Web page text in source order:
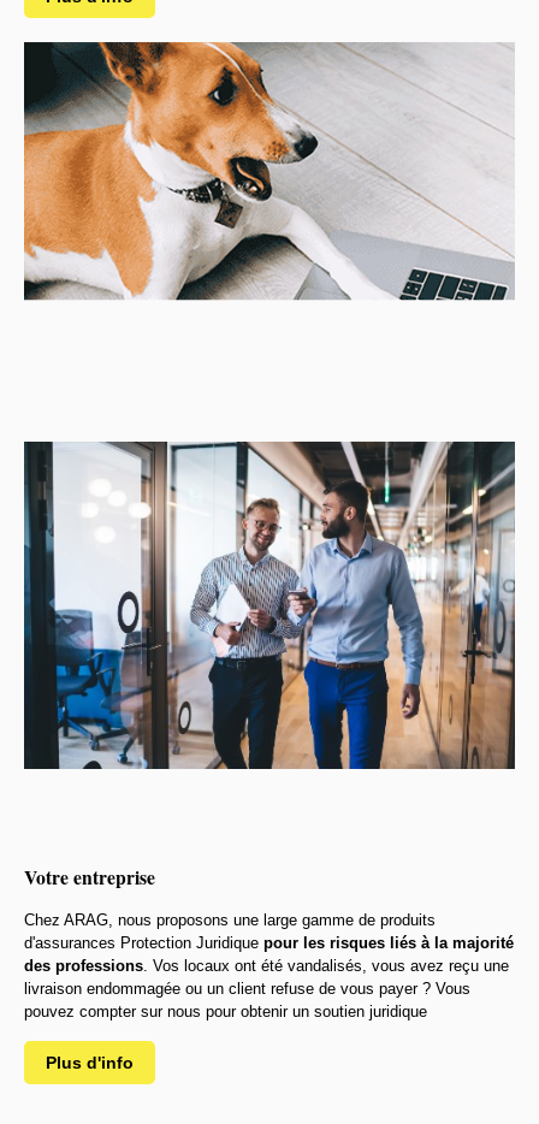
Votre entreprise
Chez ARAG, nous proposons une large gamme de produits
d'assurances Protection Juridique pour les risques liés à la majorité
des professions . Vos locaux ont été vandalisés, vous avez reçu une
livraison endommagée ou un client refuse de vous payer ? Vous
pouvez compter sur nous pour obtenir un soutien juridique
Plus d'info